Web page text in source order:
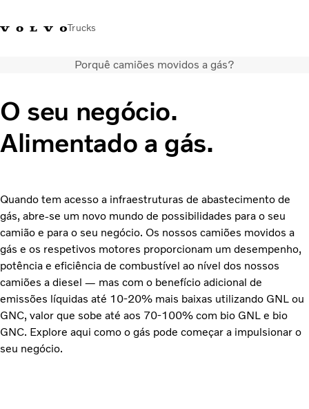
Trucks
Volvo Trucks
Nors Trucks and Buses Portugal
Soluções de transporte
Camiões
Localizador de concessionários
Notícias
Sobre Nós
Contacto
Campanhas
Porquê camiões movidos a gás?
O seu negócio.
Alimentado a gás.
Quando tem acesso a infraestruturas de abastecimento de
gás, abre-se um novo mundo de possibilidades para o seu
camião e para o seu negócio. Os nossos camiões movidos a
gás e os respetivos motores proporcionam um desempenho,
potência e eficiência de combustível ao nível dos nossos
camiões a diesel — mas com o benefício adicional de
emissões líquidas até 10-20% mais baixas utilizando GNL ou
GNC, valor que sobe até aos 70-100% com bio GNL e bio
GNC. Explore aqui como o gás pode começar a impulsionar o
seu negócio.